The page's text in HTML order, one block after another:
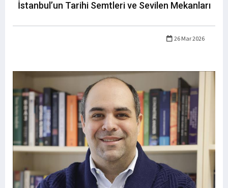
İstanbul’un Tarihi Semtleri ve Sevilen Mekanları
26 Mar 2026